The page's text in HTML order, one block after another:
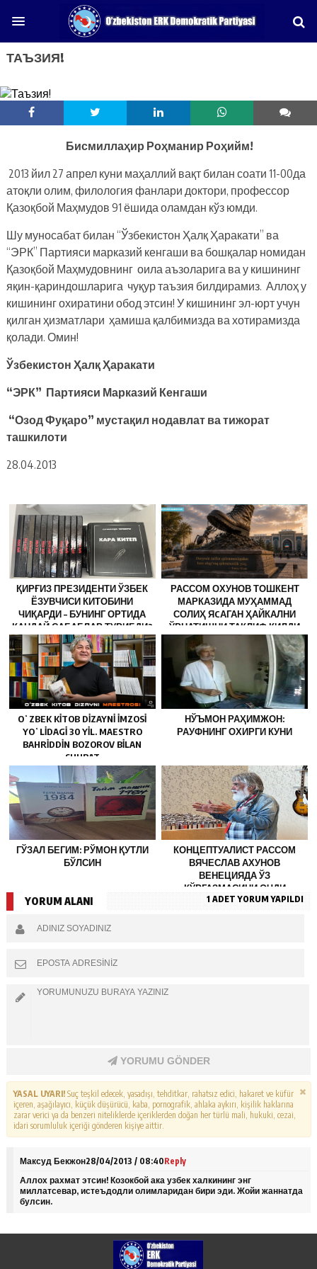
ТАЪЗИЯ!
Бисмиллаҳир Роҳманир Роҳийм!
2013 йил 27 апрел куни маҳаллий вақт билан соати 11-00да
атоқли олим, филология фанлари доктори, профессор
Қазоқбой Маҳмудов 91 ёшида оламдан кўз юмди.
Шу муносабат билан “Ўзбекистон Ҳалқ Ҳаракати” ва
“ЭРК” Партияси марказий кенгаши ва бошқалар номидан
Қазоқбой Маҳмудовнинг оила аъзоларига ва у кишининг
яқин-қариндошларига чуқур таъзия билдирамиз. Аллоҳ у
кишининг охиратини обод этсин! У кишининг эл-юрт учун
қилган ҳизматлари ҳамиша қалбимизда ва хотирамизда
қолади. Омин!
Ўзбекистон Ҳалқ Ҳаракати
“ЭРК” Партияси Марказий Кенгаши
“Озод Фуқаро” мустақил нодавлат ва тижорат
ташкилоти
28.04.2013
ҚИРҒИЗ ПРЕЗИДЕНТИ ЎЗБЕК
ЁЗУВЧИСИ КИТОБИНИ
ЧИҚАРДИ – БУНИНГ ОРТИДА
ҚАНДАЙ САБАБЛАР ТУРИБДИ?
РАССОМ ОХУНОВ ТОШКЕНТ
МАРКАЗИДА МУҲАММАД
СОЛИҲ ЯCАГАН ҲАЙКАЛНИ
ЎРНАТИШНИ ТАКЛИФ ҚИЛДИ
OʻZBEK KITOB DIZAYNI IMZOSI
YOʻLIDAGI 30 YIL. MAESTRO
BAHRIDDIN BOZOROV BILAN
SUHBAT
НЎЪМОН РАҲИМЖОН:
РАУФНИНГ ОХИРГИ КУНИ
ГЎЗАЛ БЕГИМ: РЎМОН ҚУТЛИ
БЎЛСИН
КОНЦЕПТУАЛИСТ РАССОМ
ВЯЧЕСЛАВ АХУНОВ
ВЕНЕЦИЯДА ЎЗ
КЎРГАЗМАСИНИ ОЧДИ
YORUM ALANI 1 ADET YORUM YAPILDI
YORUMU GÖNDER
YASAL UYARI!Suç teşkil edecek, yasadışı, tehditkar, rahatsız edici, hakaret ve küfür
içeren, aşağılayıcı, küçük düşürücü, kaba, pornografik, ahlaka aykırı, kişilik haklarına
zarar verici ya da benzeri niteliklerde içeriklerden doğan her türlü mali, hukuki, cezai,
idari sorumluluk içeriği gönderen kişiye aittir.
Максуд Бекжон28/04/2013 / 08:40Reply
Аллох рахмат этсин! Козокбой ака узбек халкининг энг
миллатсевар, истеъдодли олимларидан бири эди. Жойи жаннатда
булсин.